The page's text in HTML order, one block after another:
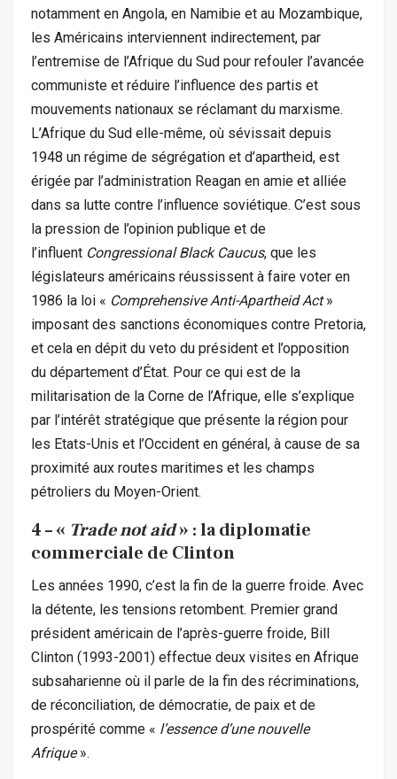
notamment en Angola, en Namibie et au Mozambique,
les Américains interviennent indirectement, par
l’entremise de l’Afrique du Sud pour refouler l’avancée
communiste et réduire l’influence des partis et
mouvements nationaux se réclamant du marxisme.
L’Afrique du Sud elle-même, où sévissait depuis
1948 un régime de ségrégation et d’apartheid, est
érigée par l’administration Reagan en amie et alliée
dans sa lutte contre l’influence soviétique. C’est sous
la pression de l’opinion publique et de
l’influent Congressional Black Caucus, que les
législateurs américains réussissent à faire voter en
1986 la loi « Comprehensive Anti-Apartheid Act»
imposant des sanctions économiques contre Pretoria,
et cela en dépit du veto du président et l’opposition
du département d’État. Pour ce qui est de la
militarisation de la Corne de l’Afrique, elle s’explique
par l’intérêt stratégique que présente la région pour
les Etats-Unis et l’Occident en général, à cause de sa
proximité aux routes maritimes et les champs
pétroliers du Moyen-Orient.
4 – « Trade not aid» : la diplomatie
commerciale de Clinton
Les années 1990, c’est la fin de la guerre froide. Avec
la détente, les tensions retombent. Premier grand
président américain de l’après-guerre froide, Bill
Clinton (1993-2001) effectue deux visites en Afrique
subsaharienne où il parle de la fin des récriminations,
de réconciliation, de démocratie, de paix et de
prospérité comme « l’essence d’une nouvelle
Afrique».